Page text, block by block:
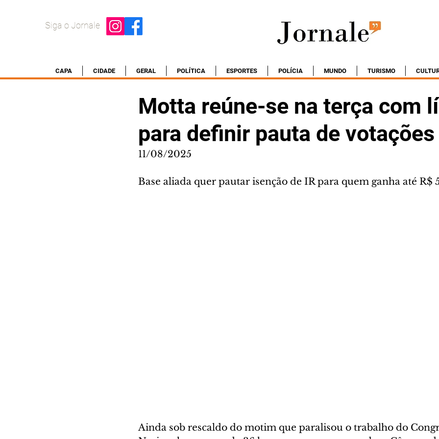
Siga o Jornale
CAPA CIDADE GERAL POLÍTICA ESPORTES POLÍCIA MUNDO TURISMO
Motta reúne-se na terça com
para definir pauta de votações
11/08/2025
Base aliada quer pautar isenção de IR para quem ganha até R$
Ainda sob rescaldo do motim que paralisou o trabalho do